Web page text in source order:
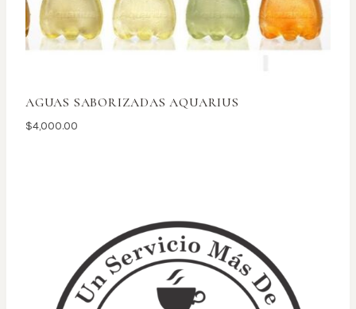
AGUAS SABORIZADAS AQUARIUS
$4,000.00